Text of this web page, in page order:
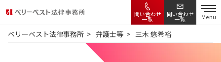
問い合わせ
一覧
問い合わせ
一覧 Menu
ベリーベスト法律事務所 弁護士等 三木 悠希裕